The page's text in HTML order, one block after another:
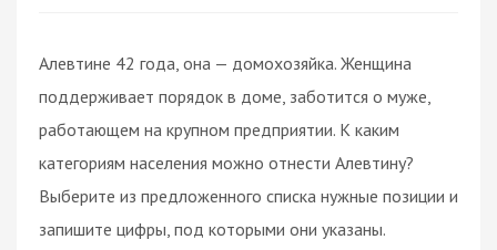
Алевтине 42 года, она — домохозяйка. Женщина
поддерживает порядок в доме, заботится о муже,
работающем на крупном предприятии. К каким
категориям населения можно отнести Алевтину?
Выберите из предложенного списка нужные позиции и
запишите цифры, под которыми они указаны.